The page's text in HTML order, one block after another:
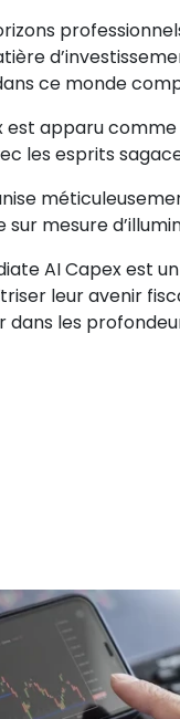
ce monde
est apparu
les esprits
sur mesure
AI Capex est
leur avenir
dans les